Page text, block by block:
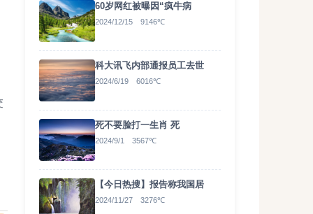
60岁网红被曝因“疯牛病
2024/12/15 9146℃
科大讯飞内部通报员工去世
2024/6/19 6016℃
死不要脸打一生肖 死
2024/9/1 3567℃
【今日热搜】报告称我国居
2024/11/27 3276℃